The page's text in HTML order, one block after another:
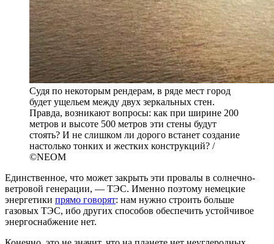
Судя по некоторым рендерам, в ряде мест город
будет ущельем между двух зеркальных стен.
Правда, возникают вопросы: как при ширине 200
метров и высоте 500 метров эти стены будут
стоять? И не слишком ли дорого встанет создание
настолько тонких и жестких конструкций? /
©NEOM
Единственное, что может закрыть эти провалы в солнечно-
ветровой генерации, — ТЭС. Именно поэтому немецкие
энергетики прямо говорят: нам нужно строить больше
газовых ТЭС, ибо других способов обеспечить устойчивое
энергоснабжение нет.